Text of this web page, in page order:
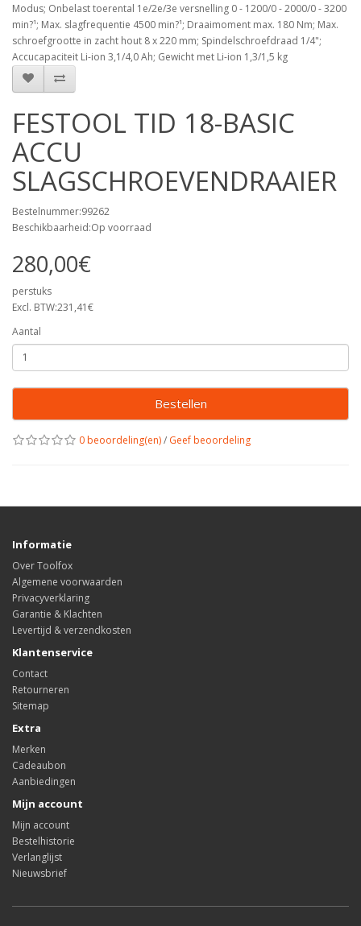
Modus; Onbelast toerental 1e/2e/3e versnelling 0 - 1200/0 - 2000/0 - 3200
min?¹; Max. slagfrequentie 4500 min?¹; Draaimoment max. 180 Nm; Max.
schroefgrootte in zacht hout 8 x 220 mm; Spindelschroefdraad 1/4";
Accucapaciteit Li-ion 3,1/4,0 Ah; Gewicht met Li-ion 1,3/1,5 kg
FESTOOL TID 18-BASIC
ACCU
SLAGSCHROEVENDRAAIER
Bestelnummer:99262
Beschikbaarheid:Op voorraad
280,00€
perstuks
Excl. BTW:231,41€
Aantal
Bestellen
0 beoordeling(en)/ Geef beoordeling
Informatie
Over Toolfox
Algemene voorwaarden
Privacyverklaring
Garantie & Klachten
Levertijd & verzendkosten
Klantenservice
Contact
Retourneren
Sitemap
Extra
Merken
Cadeaubon
Aanbiedingen
Mijn account
Mijn account
Bestelhistorie
Verlanglijst
Nieuwsbrief